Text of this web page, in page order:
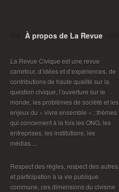
À propos de La Revue
La Revue Civique est une revue
carrefour, d’idées et d’expériences, de
contributions de haute qualité sur la
question civique, l’ouverture sur le
monde, les problèmes de société et les
enjeux du « vivre ensemble » ; thèmes
qui concernent à la fois les ONG, les
entreprises, les institutions, les
médias....
Respect des règles, respect des autres
et participation à la vie publique
commune, ces dimensions du civisme